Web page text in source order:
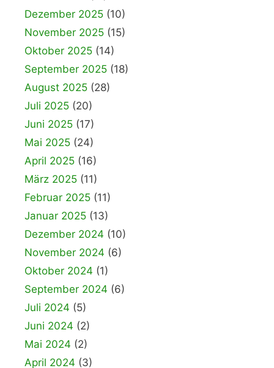
Dezember 2025 (10)
November 2025 (15)
Oktober 2025 (14)
September 2025 (18)
August 2025 (28)
Juli 2025 (20)
Juni 2025 (17)
Mai 2025 (24)
April 2025 (16)
März 2025 (11)
Februar 2025 (11)
Januar 2025 (13)
Dezember 2024 (10)
November 2024 (6)
Oktober 2024 (1)
September 2024 (6)
Juli 2024 (5)
Juni 2024 (2)
Mai 2024 (2)
April 2024 (3)